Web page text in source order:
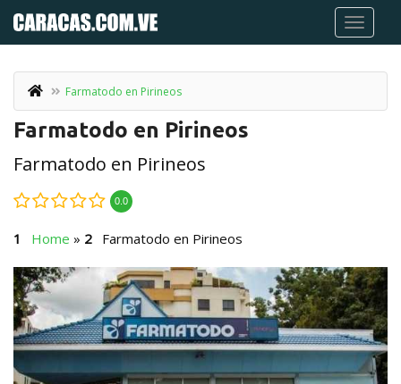
Farmatodo en Pirineos
Farmatodo en Pirineos
Farmatodo en Pirineos
0.0
Home » Farmatodo en Pirineos